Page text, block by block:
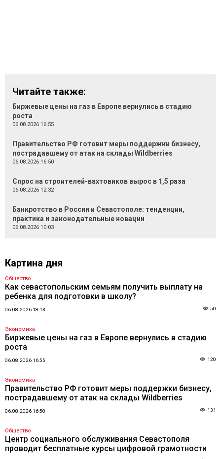
Читайте также:
Биржевые цены на газ в Европе вернулись в стадию
роста
06.08.2026 16:55
Правительство РФ готовит меры поддержки бизнесу,
пострадавшему от атак на склады Wildberries
06.08.2026 16:50
Спрос на строителей-вахтовиков вырос в 1,5 раза
06.08.2026 12:32
Банкротство в России и Севастополе: тенденции,
практика и законодательные новации
06.08.2026 10:03
Картина дня
Общество
Как севастопольским семьям получить выплату на
ребенка для подготовки в школу?
06.08.2026 18:13 50
Экономика
Биржевые цены на газ в Европе вернулись в стадию
роста
06.08.2026 16:55 120
Экономика
Правительство РФ готовит меры поддержки бизнесу,
пострадавшему от атак на склады Wildberries
06.08.2026 16:50 131
Общество
Центр социального обслуживания Севастополя
проводит бесплатные курсы цифровой грамотности